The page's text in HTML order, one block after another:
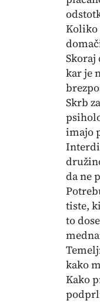
Koliko
Skoraj
kar je
Skrb
imajo
da ne
tiste,
to
kako
Kako